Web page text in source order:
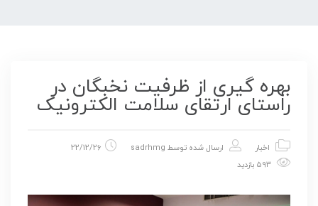
بهره گیری از ظرفیت نخبگان در
راستای ارتقای سلامت الکترونیک
اخبار ارسال شده توسط sadrhmg
22/12/26